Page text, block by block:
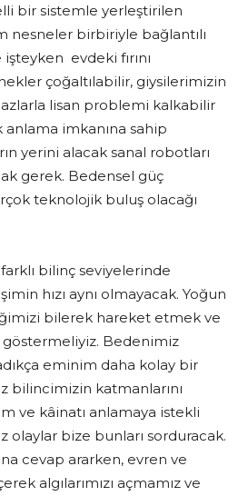
bir sistemle yerleştirilen
nesneler birbiriyle bağlantılı
evdeki fırını
çoğaltılabilir, giysilerimizin
lisan problemi kalkabilir
imkanına sahip
yerini alacak sanal robotları
gerek. Bedensel güç
teknolojik buluş olacağı
bilinç seviyelerinde
hızı aynı olmayacak. Yoğun
bilerek hareket etmek ve
göstermeliyiz. Bedenimiz
eminim daha kolay bir
bilincimizin katmanlarını
ve kâinatı anlamaya istekli
olaylar bize bunları sorduracak.
cevap ararken, evren ve
algılarımızı açmamız ve